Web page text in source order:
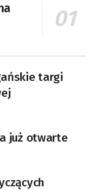
targi
już otwarte